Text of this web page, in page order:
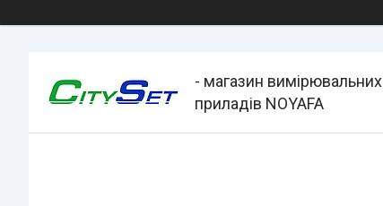
- магазин вимірювальних
приладів NOYAFA